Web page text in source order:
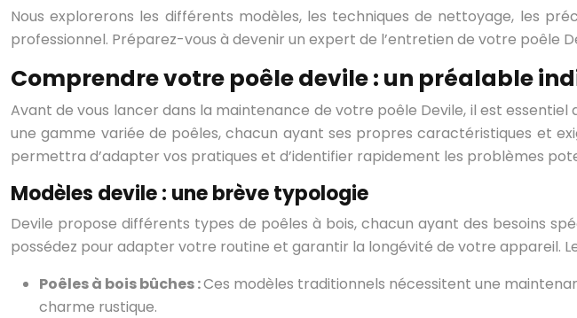
Nous explorerons les différents modèles, les techniques de nettoyage, les
professionnel. Préparez-vous à devenir un expert de l’entretien de votre poêle
Comprendre votre poêle devile : un préalable
Avant de vous lancer dans la maintenance de votre poêle Devile, il est
une gamme variée de poêles, chacun ayant ses propres caractéristiques et
permettra d’adapter vos pratiques et d’identifier rapidement les problèmes
Modèles devile : une brève typologie
Devile propose différents types de poêles à bois, chacun ayant des besoins
possédez pour adapter votre routine et garantir la longévité de votre appareil.
Poêles à bois bûches :Ces modèles traditionnels nécessitent une
charme rustique.